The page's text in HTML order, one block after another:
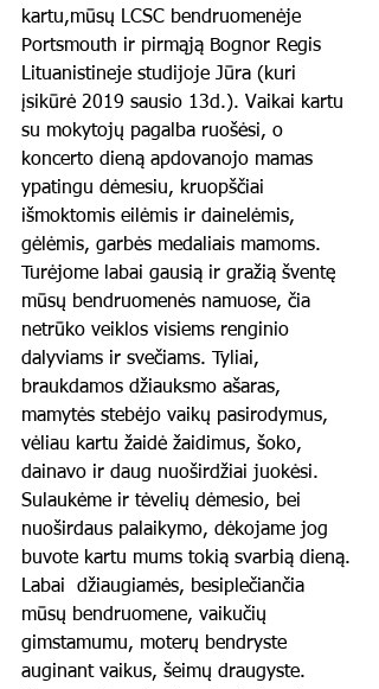
kartu,mūsų LCSC bendruomenėje
Portsmouth ir pirmąją Bognor Regis
Lituanistineje studijoje Jūra (kuri
įsikūrė 2019 sausio 13d.). Vaikai kartu
su mokytojų pagalba ruošėsi, o
koncerto dieną apdovanojo mamas
ypatingu dėmesiu, kruopščiai
išmoktomis eilėmis ir dainelėmis,
gėlėmis, garbės medaliais mamoms.
Turėjome labai gausią ir gražią šventę
mūsų bendruomenės namuose, čia
netrūko veiklos visiems renginio
dalyviams ir svečiams. Tyliai,
braukdamos džiauksmo ašaras,
mamytės stebėjo vaikų pasirodymus,
vėliau kartu žaidė žaidimus, šoko,
dainavo ir daug nuoširdžiai juokėsi.
Sulaukėme ir tėvelių dėmesio, bei
nuoširdaus palaikymo, dėkojame jog
buvote kartu mums tokią svarbią dieną.
Labai  džiaugiamės, besiplečiančia
mūsų bendruomene, vaikučių
gimstamumu, moterų bendryste
auginant vaikus, šeimų draugyste.